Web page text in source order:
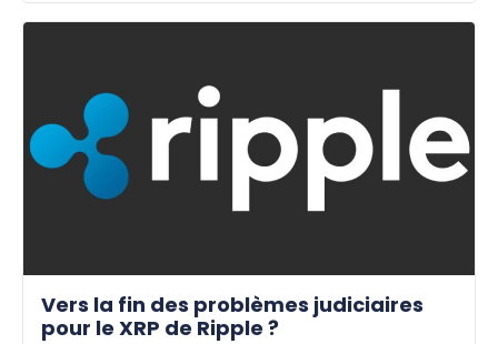
Vers la fin des problèmes judiciaires
pour le XRP de Ripple ?